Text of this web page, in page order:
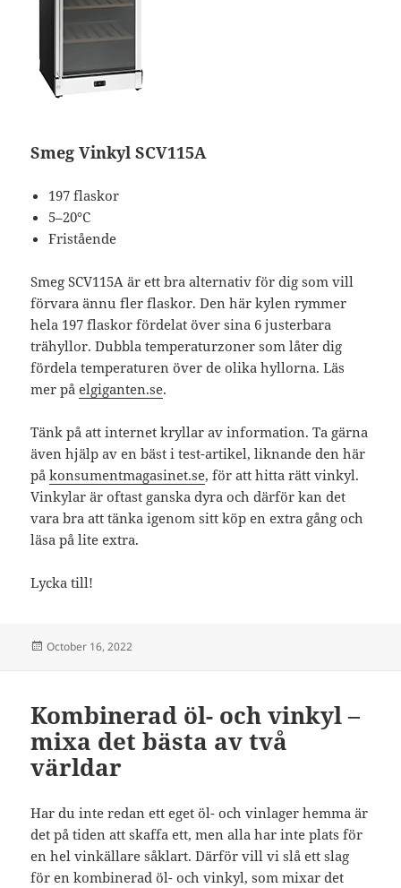
Smeg Vinkyl SCV115A
197 flaskor
5–20°C
Fristående
Smeg SCV115A är ett bra alternativ för dig som vill
förvara ännu fler flaskor. Den här kylen rymmer
hela 197 flaskor fördelat över sina 6 justerbara
trähyllor. Dubbla temperaturzoner som låter dig
fördela temperaturen över de olika hyllorna. Läs
mer påelgiganten.se.
Tänk på att internet kryllar av information. Ta gärna
även hjälp av en bäst i test-artikel, liknande den här
påkonsumentmagasinet.se, för att hitta rätt vinkyl.
Vinkylar är oftast ganska dyra och därför kan det
vara bra att tänka igenom sitt köp en extra gång och
läsa på lite extra.
Lycka till!
Posted
October 16, 2022
Kombinerad öl- och vinkyl –
mixa det bästa av två
världar
Har du inte redan ett eget öl- och vinlager hemma är
det på tiden att skaffa ett, men alla har inte plats för
en hel vinkällare såklart. Därför vill vi slå ett slag
för en kombinerad öl- och vinkyl, som mixar det